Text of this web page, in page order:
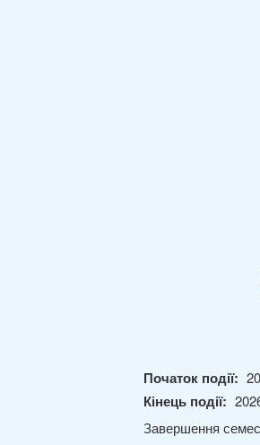
Початок події:
Кінець події:
Завершення